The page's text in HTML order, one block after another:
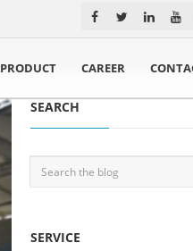
PRODUCT CAREER
SEARCH
SERVICE